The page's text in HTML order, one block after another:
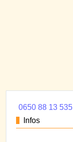
0650 88 13 535
Infos